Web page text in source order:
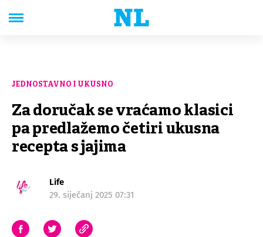
JEDNOSTAVNO I UKUSNO
Za doručak se vraćamo klasici
pa predlažemo četiri ukusna
recepta s jajima
Life
29. siječanj 2025 07:31